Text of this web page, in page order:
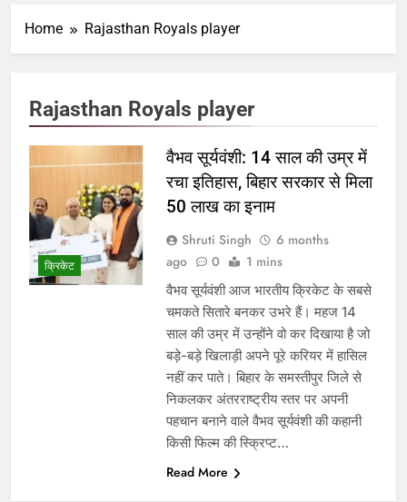
Home Rajasthan Royals player
Rajasthan Royals player
क्रिकेट
वैभव सूर्यवंशी: 14 साल की उम्र में
रचा इतिहास, बिहार सरकार से मिला
50 लाख का इनाम
Shruti Singh
6 months
ago
0 1 mins
वैभव सूर्यवंशी आज भारतीय क्रिकेट के सबसे
चमकते सितारे बनकर उभरे हैं। महज 14
साल की उम्र में उन्होंने वो कर दिखाया है जो
बड़े-बड़े खिलाड़ी अपने पूरे करियर में हासिल
नहीं कर पाते। बिहार के समस्तीपुर जिले से
निकलकर अंतरराष्ट्रीय स्तर पर अपनी
पहचान बनाने वाले वैभव सूर्यवंशी की कहानी
किसी फिल्म की स्क्रिप्ट…
Read More